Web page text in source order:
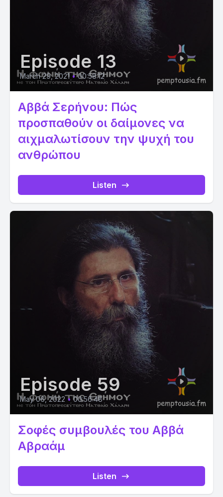
Episode 13
March 29, 2021 • 00:58:12
Αββά Σερήνου: Πώς
προσπαθούν οι δαίμονες να
αιχμαλωτίσουν την ψυχή του
ανθρώπου
Listen
Episode 59
May 06, 2022 • 00:56:48
Σοφές συμβουλές του Αββά
Αβραάμ
Listen